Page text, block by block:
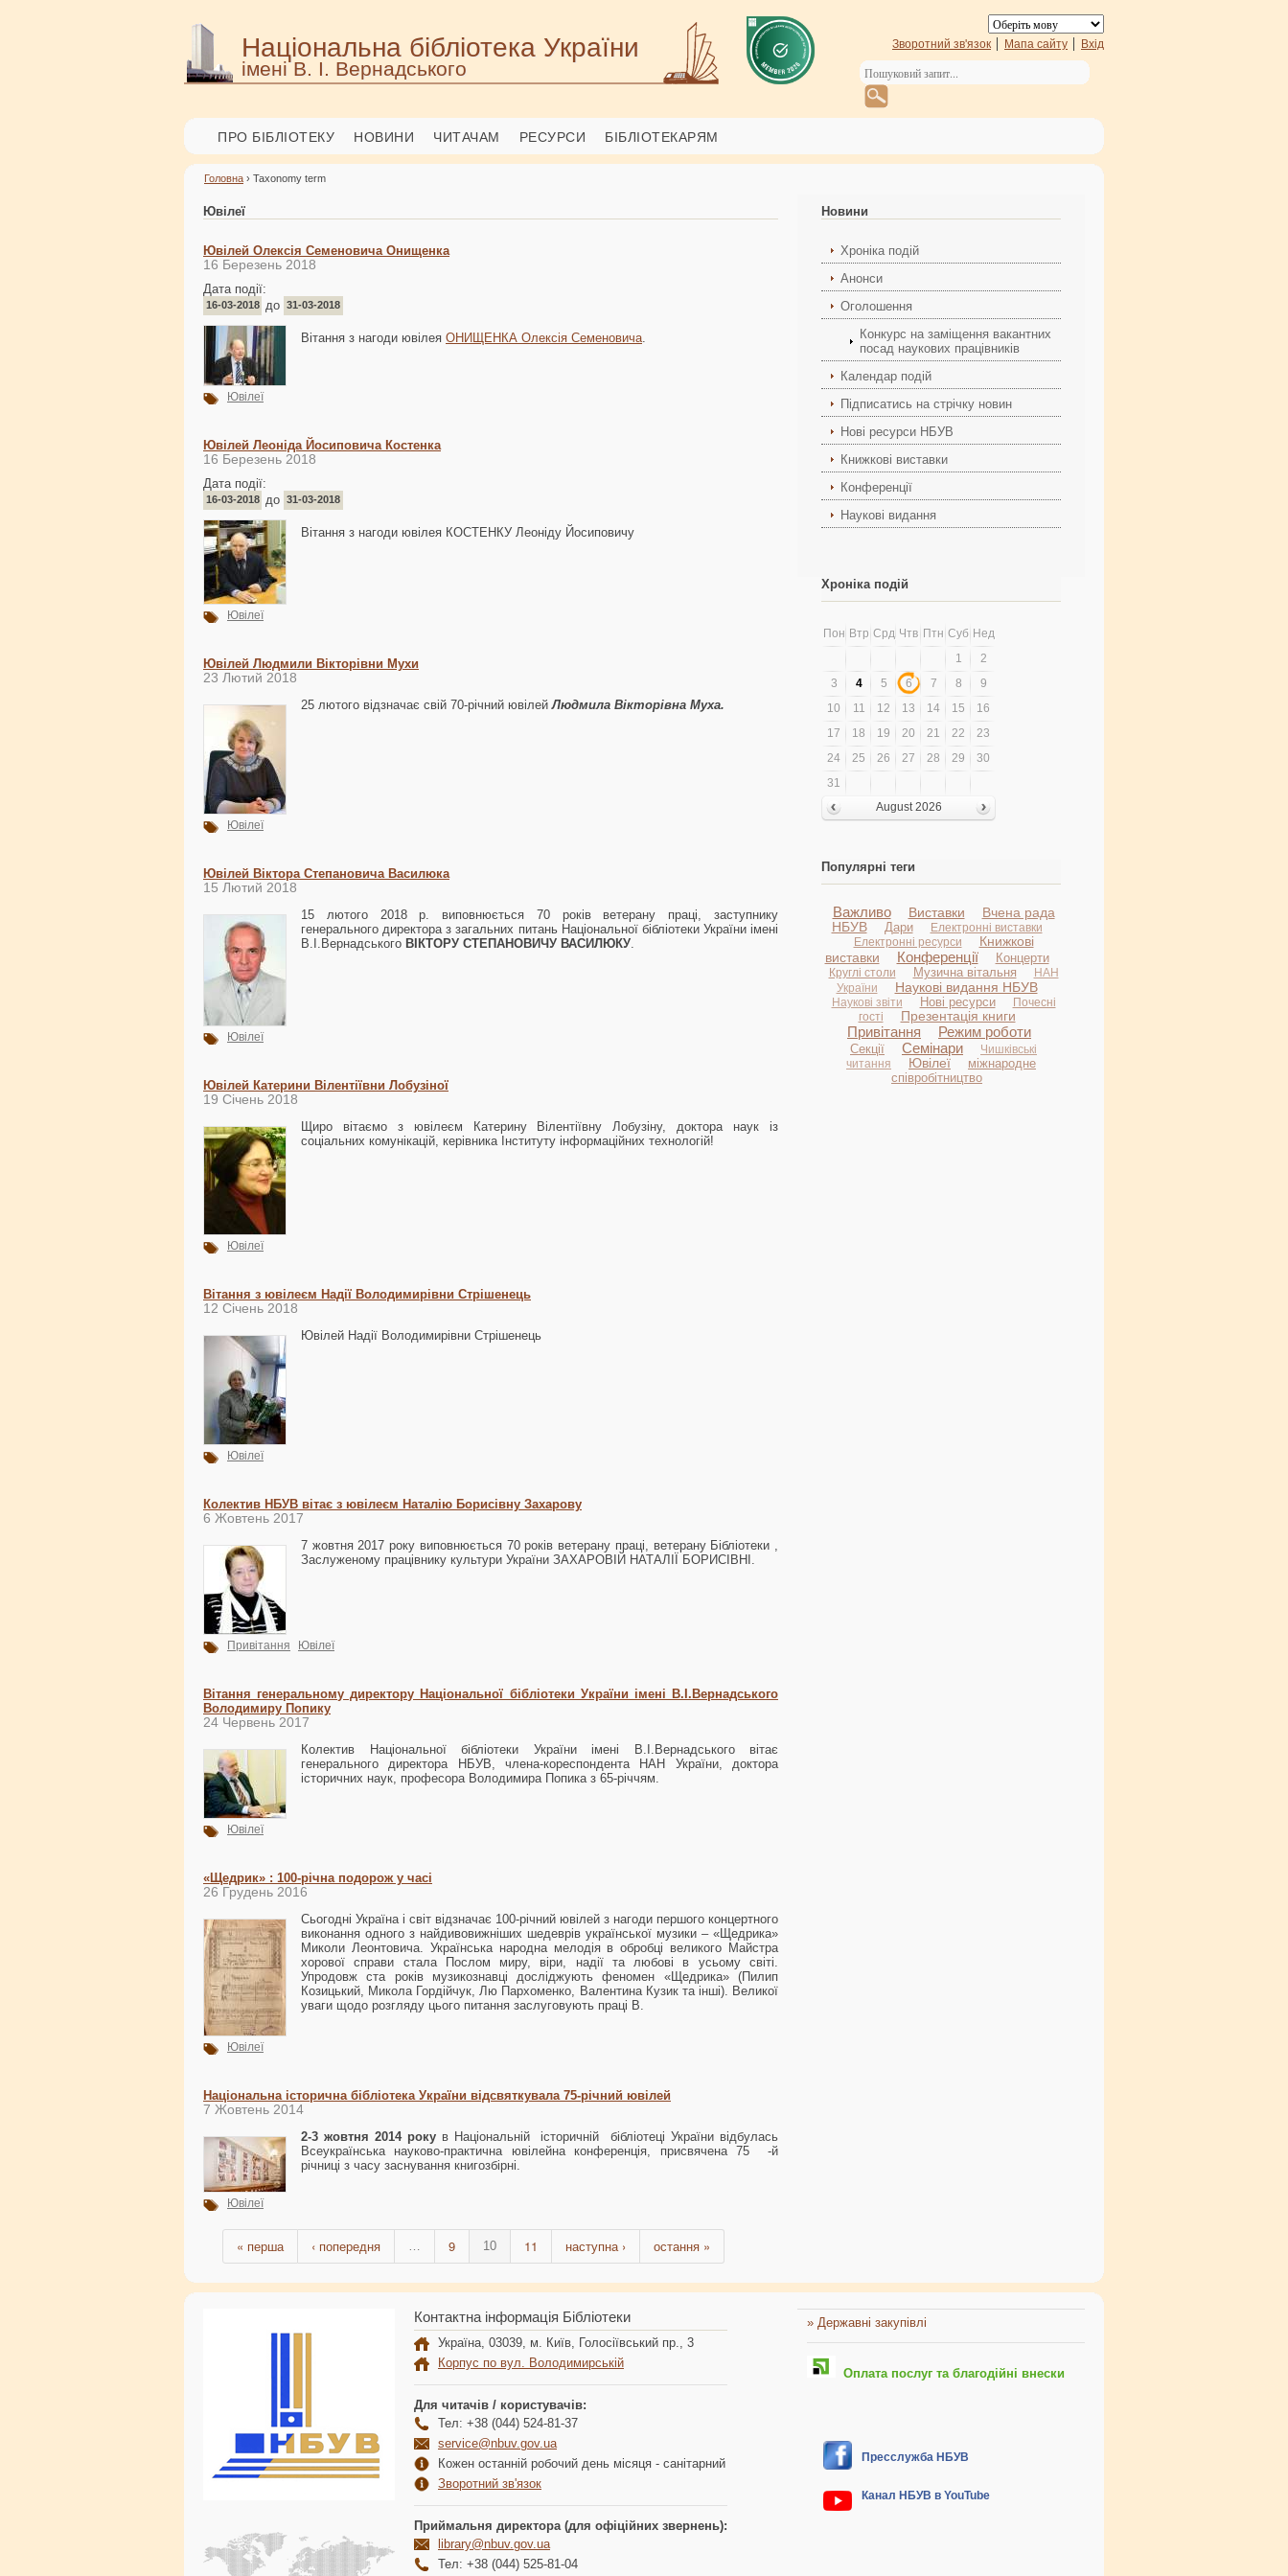
Національна бібліотека України
імені В. І. Вернадського
Зворотний зв'язок Мапа сайту Вхід
ПРО БІБЛІОТЕКУ НОВИНИ ЧИТАЧАМ РЕСУРСИ БІБЛІОТЕКАРЯМ
Головна › Taxonomy term
Ювілеї
Ювілей Олексія Семеновича Онищенка
16 Березень 2018
Дата події:
16-03-2018 до 31-03-2018
Вітання з нагоди ювілея ОНИЩЕНКА Олексія Семеновича
Ювілеї
Ювілей Леоніда Йосиповича Костенка
16 Березень 2018
Дата події:
16-03-2018 до 31-03-2018
Вітання з нагоди ювілея КОСТЕНКУ Леоніду Йосиповичу
Ювілеї
Ювілей Людмили Вікторівни Мухи
23 Лютий 2018
25 лютого відзначає свій 70-річний ювілейЛюдмила Вікторівна Муха.
Ювілеї
Ювілей Віктора Степановича Василюка
15 Лютий 2018
15 лютого 2018 р. виповнюється 70 років ветерану праці, заступнику
генерального директора з загальних питань Національної бібліотеки України імені
В.І.Вернадського ВІКТОРУ СТЕПАНОВИЧУ ВАСИЛЮКУ
Ювілеї
Ювілей Катерини Вілентіївни Лобузіної
19 Січень 2018
Щиро вітаємо з ювілеєм Катерину Вілентіївну Лобузіну, доктора наук із
соціальних комунікацій, керівника Інституту інформаційних технологій!
Ювілеї
Вітання з ювілеєм Надії Володимирівни Стрішенець
12 Січень 2018
Ювілей Надії Володимирівни Стрішенець
Ювілеї
Колектив НБУВ вітає з ювілеєм Наталію Борисівну Захарову
6 Жовтень 2017
7 жовтня 2017 року виповнюється 70 років ветерану праці, ветерану Бібліотеки ,
Заслуженому працівнику культури України ЗАХАРОВІЙ НАТАЛІЇ БОРИСІВНІ.
Привітання Ювілеї
Вітання генеральному директору Національної бібліотеки України імені В.І.Вернадського
Володимиру Попику
24 Червень 2017
Колектив Національної бібліотеки України імені В.І.Вернадського вітає
генерального директора НБУВ, члена-кореспондента НАН України, доктора
історичних наук, професора Володимира Попика з 65-річчям.
Ювілеї
«Щедрик» : 100-річна подорож у часі
26 Грудень 2016
Сьогодні Україна і світ відзначає 100-річний ювілей з нагоди першого концертного
виконання одного з найдивовижніших шедеврів української музики – «Щедрика»
Миколи Леонтовича. Українська народна мелодія в обробці великого Майстра
хорової справи стала Послом миру, віри, надії та любові в усьому світі.
Упродовж ста років музикознавці досліджують феномен «Щедрика» (Пилип
Козицький, Микола Гордійчук, Лю Пархоменко, Валентина Кузик та інші). Великої
уваги щодо розгляду цього питання заслуговують праці В.
Ювілеї
Національна історична бібліотека України відсвяткувала 75-річний ювілей
7 Жовтень 2014
2-3 жовтня 2014 рокув Національній історичній бібліотеці України відбулась
Всеукраїнська науково-практична ювілейна конференція, присвячена 75 -й
річниці з часу заснування книгозбірні.
Ювілеї
« перша ‹ попередня … 9 10 11 наступна › остання »
Новини
Хроніка подій
Анонси
Оголошення
Конкурс на заміщення вакантних
посад наукових працівників
Календар подій
Підписатись на стрічку новин
Нові ресурси НБУВ
Книжкові виставки
Конференції
Наукові видання
Хроніка подій
Пон Втр Срд Чтв Птн Суб Нед
1
2
3
4 5 6 7 8
9
10
11 12 13 14 15
16
17
18 19 20 21 22
23
24
25 26 27 28 29
30
31
August 2026
Популярні теги
Важливо Виставки
Вчена рада
НБУВ
Дари
Електронні виставки
Електронні ресурси
Книжкові
виставки
Конференції Концерти
Круглі столи Музична вітальня
НАН
України
Наукові видання НБУВ
Наукові звіти Нові ресурси
Почесні
гості
Презентація книги
Привітання Режим роботи
Секції Семінари
Чишківські
читання
Ювілеї
міжнародне
співробітництво
Контактна інформація Бібліотеки
Україна, 03039, м. Київ, Голосіївський пр., 3
Корпус по вул. Володимирській
Для читачів / користувачів:
Тел: +38 (044) 524-81-37
service@nbuv.gov.ua
Кожен останній робочий день місяця - санітарний
Зворотний зв'язок
Приймальня директора (для офіційних звернень):
library@nbuv.gov.ua
Тел: +38 (044) 525-81-04
» Державні закупівлі
Оплата послуг та благодійні внески
Пресслужба НБУВ
Канал НБУВ в YouTube